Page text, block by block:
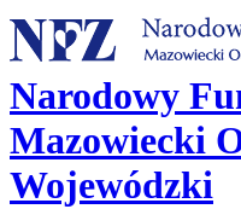
Narodowy
Mazowiecki
Wojewódzki